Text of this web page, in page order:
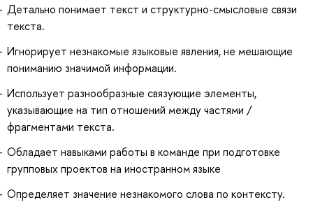
Детально понимает текст и структурно-смысловые связи
текста.
Игнорирует незнакомые языковые явления, не мешающие
пониманию значимой информации.
Использует разнообразные связующие элементы,
указывающие на тип отношений между частями /
фрагментами текста.
Обладает навыками работы в команде при подготовке
групповых проектов на иностранном языке
Определяет значение незнакомого слова по контексту.